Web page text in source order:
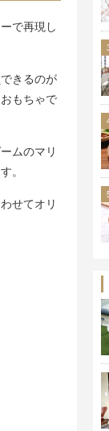
で再現し
きるのが
もちゃで
ムのマリ
。
せてオリ